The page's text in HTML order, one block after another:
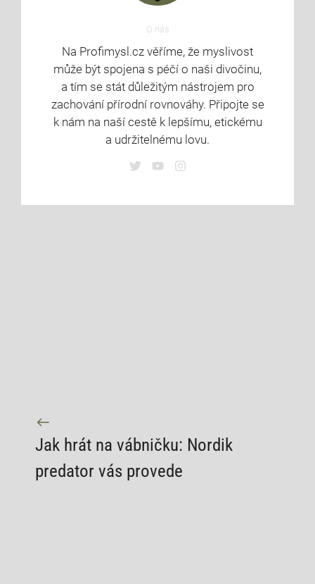
O nás
Na Profimysl.cz věříme, že myslivost
může být spojena s péčí o naši divočinu,
a tím se stát důležitým nástrojem pro
zachování přírodní rovnováhy. Připojte se
k nám na naší cestě k lepšímu, etickému
a udržitelnému lovu.
Jak hrát na vábničku: Nordik
predator vás provede